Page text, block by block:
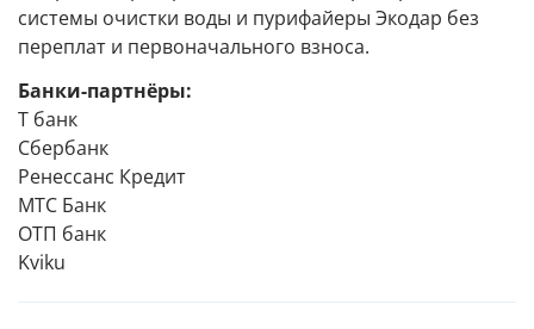
системы очистки воды и пурифайеры Экодар без
переплат и первоначального взноса.
Банки-партнёры:
Т банк
Сбербанк
Ренессанс Кредит
МТС Банк
ОТП банк
Kviku